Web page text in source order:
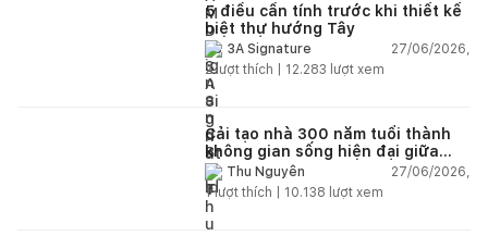
5 điều cần tính trước khi thiết kế
biệt thự hướng Tây
3A Signature
27/06/2026,
2lượt thích | 12.283 lượt xem
Cải tạo nhà 300 năm tuổi thành
không gian sống hiện đại giữa
thiên nhiên
Thu Nguyễn
27/06/2026,
1lượt thích | 10.138 lượt xem